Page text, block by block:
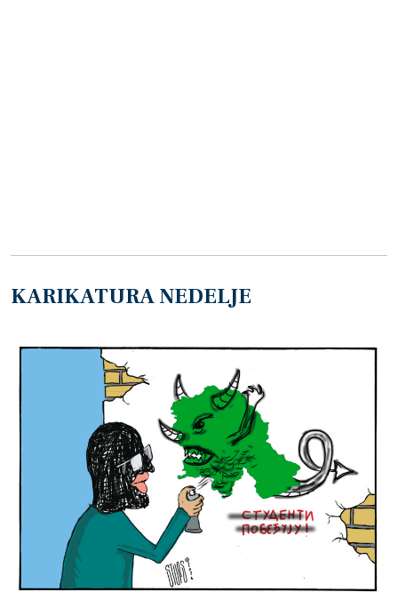
KARIKATURA NEDELJE